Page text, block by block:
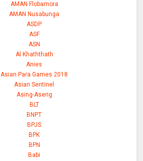
AMAN Flobamora
AMAN Nusabunga
ASDP
ASF
ASN
Al Khaththath
Anies
Asian Para Games 2018
Asian Sentinel
Asing-Aseng
BLT
BNPT
BPJS
BPK
BPN
Babi